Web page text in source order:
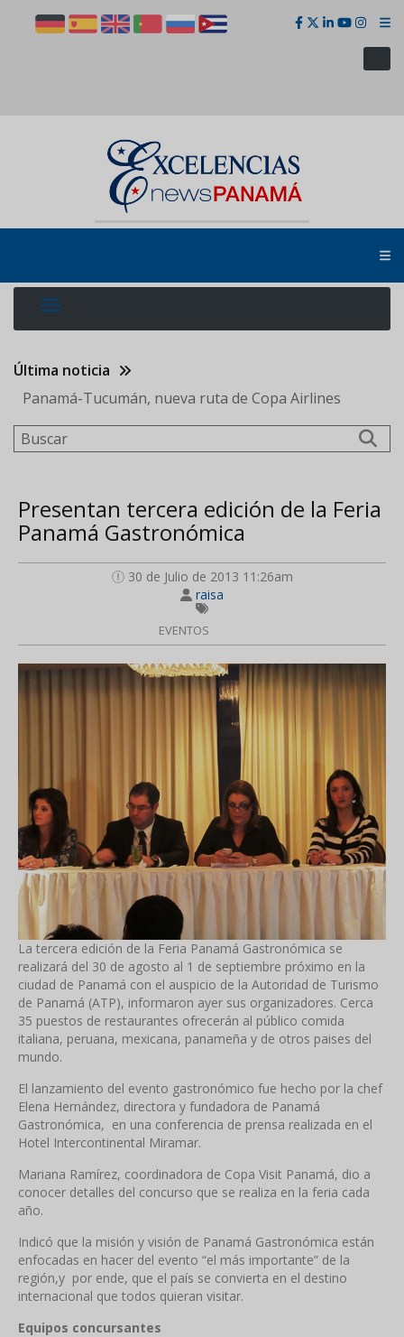
Última noticia
Panamá-Tucumán, nueva ruta de Copa Airlines
Buscar
Presentan tercera edición de la Feria
Panamá Gastronómica
30 de Julio de 2013 11:26am
raisa
EVENTOS
La tercera edición de la Feria Panamá Gastronómica se
realizará del 30 de agosto al 1 de septiembre próximo en la
ciudad de Panamá con el auspicio de la Autoridad de Turismo
de Panamá (ATP), informaron ayer sus organizadores. Cerca
35 puestos de restaurantes ofrecerán al público comida
italiana, peruana, mexicana, panameña y de otros paises del
mundo.
El lanzamiento del evento gastronómico fue hecho por la chef
Elena Hernández, directora y fundadora de Panamá
Gastronómica, en una conferencia de prensa realizada en el
Hotel Intercontinental Miramar.
Mariana Ramírez, coordinadora de Copa Visit Panamá, dio a
conocer detalles del concurso que se realiza en la feria cada
año.
Indicó que la misión y visión de Panamá Gastronómica están
enfocadas en hacer del evento “el más importante” de la
región,y por ende, que el país se convierta en el destino
internacional que todos quieran visitar.
Equipos concursantes